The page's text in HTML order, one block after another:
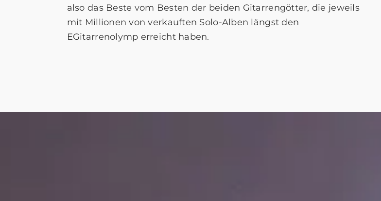
also das Beste vom Besten der beiden Gitarrengötter, die jeweils
mit Millionen von verkauften Solo-Alben längst den
EGitarrenolymp erreicht haben.